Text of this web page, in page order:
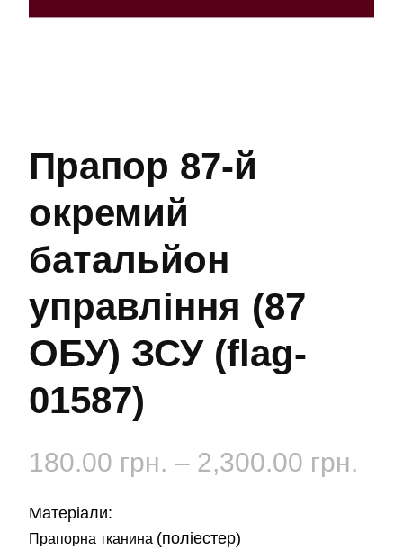
Прапор 87-й
окремий
батальйон
управління (87
ОБУ) ЗСУ (flag-
01587)
180.00 грн. – 2,300.00 грн.
Матеріали:
Прапорна тканина (поліестер)